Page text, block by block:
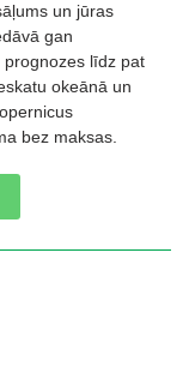
un jūras
gan
līdz pat
okeānā un
bez maksas.